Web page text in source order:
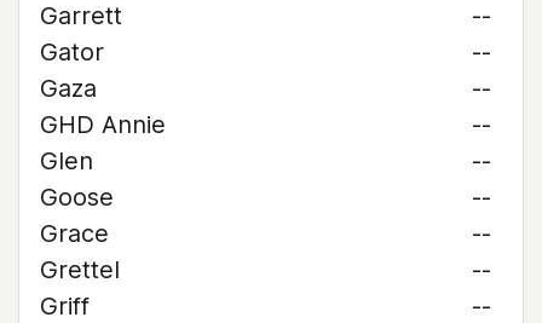
Garrett
--
Gator
--
Gaza
--
GHD Annie
--
Glen
--
Goose
--
Grace
--
Grettel
--
Griff
--